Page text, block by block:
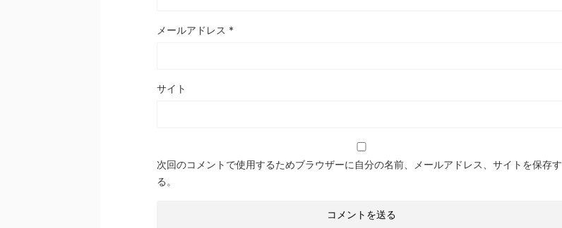
メールアドレス *
サイト
次回のコメントで使用するためブラウザーに自分の名前、メールアドレス、サイトを保存す
る。